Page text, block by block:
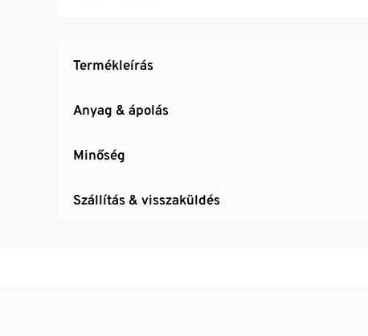
Termékleírás
Anyag & ápolás
Minőség
Szállítás & visszaküldés